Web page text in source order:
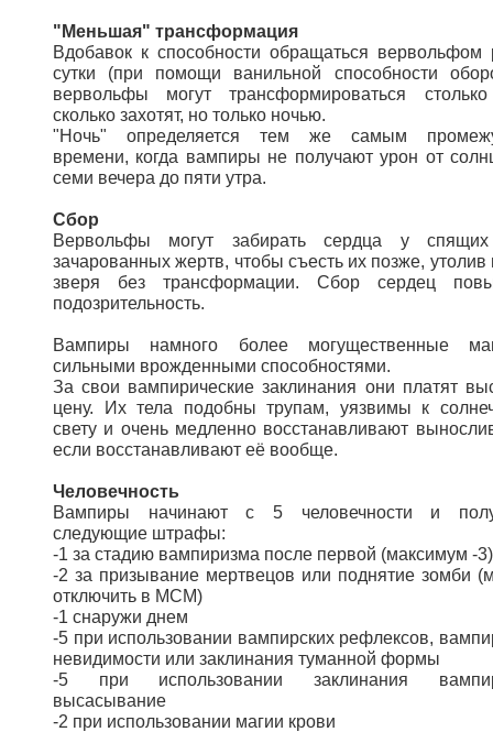
"Меньшая" трансформация
Вдобавок к способности обращаться вервольфом
сутки (при помощи ванильной способности
вервольфы могут трансформироваться
сколько захотят, но только ночью.
"Ночь" определяется тем же самым
времени, когда вампиры не получают урон от
семи вечера до пяти утра.
Сбор
Вервольфы могут забирать сердца у
зачарованных жертв, чтобы съесть их позже, утолив
зверя без трансформации. Сбор сердец
подозрительность.
Вампиры намного более могущественные
сильными врожденными способностями.
За свои вампирические заклинания они платят
цену. Их тела подобны трупам, уязвимы к
свету и очень медленно восстанавливают
если восстанавливают её вообще.
Человечность
Вампиры начинают с 5 человечности и
следующие штрафы:
-1 за стадию вампиризма после первой (максимум -3)
-2 за призывание мертвецов или поднятие зомби
отключить в МСМ)
-1 снаружи днем
-5 при использовании вампирских рефлексов,
невидимости или заклинания туманной формы
-5 при использовании заклинания
высасывание
-2 при использовании магии крови